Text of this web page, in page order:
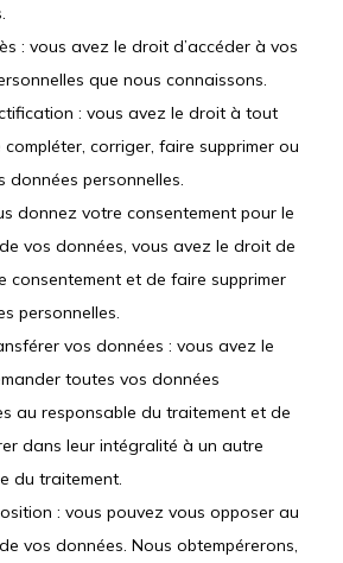
: vous avez le droit d’accéder à vos
que nous connaissons.
: vous avez le droit à tout
compléter, corriger, faire supprimer ou
données personnelles.
donnez votre consentement pour le
vos données, vous avez le droit de
consentement et de faire supprimer
personnelles.
vos données : vous avez le
toutes vos données
au responsable du traitement et de
dans leur intégralité à un autre
du traitement.
: vous pouvez vous opposer au
vos données. Nous obtempérerons,